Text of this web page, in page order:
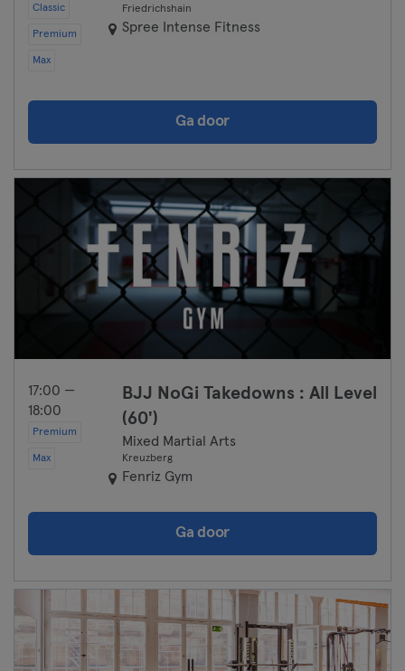
Classic
Premium
Max
Friedrichshain
Spree Intense Fitness
Ga door
17:00 —
18:00
Premium
Max
BJJ NoGi Takedowns : All Level
(60')
Mixed Martial Arts
Kreuzberg
Fenriz Gym
Ga door